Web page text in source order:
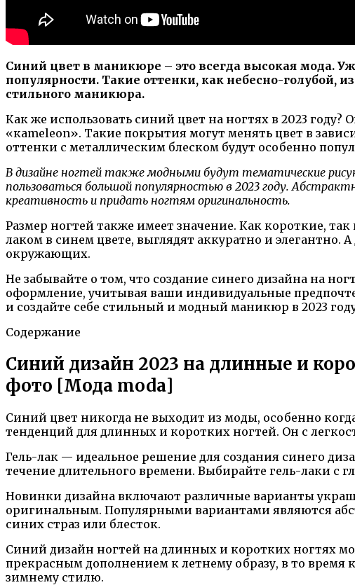
Синий цвет в маникюре – это всегда высокая мода.
популярности. Такие оттенки, как небесно-
стильного маникюра.
Как же использовать синий цвет на ногтях в 2023
«кameleon». Такие покрытия могут менять цвет в
оттенки с металлическим блеском будут особенно
В дизайне ногтей также модными будут тематические
пользоваться большой популярностью в 2023 году.
креативность и придать ногтям оригинальность.
Размер ногтей также имеет значение. Как короткие,
лаком в синем цвете, выглядят аккуратно и
окружающих.
Не забывайте о том, что создание синего дизайна на
оформление, учитывая ваши индивидуальные
и создайте себе стильный и модный маникюр в 2023
Содержание
Синий дизайн 2023 на длинные и
фото [Мода moda]
Синий цвет никогда не выходит из моды, особенно
тенденций для длинных и коротких ногтей. Он с
Гель-лак — идеальное решение для создания синего
течение длительного времени. Выбирайте гель-лаки с
Новинки дизайна включают различные варианты
оригинальным. Популярными вариантами являются
синих страз или блесток.
Синий дизайн ногтей на длинных и коротких ногтях
прекрасным дополнением к летнему образу, в то время
зимнему стилю.